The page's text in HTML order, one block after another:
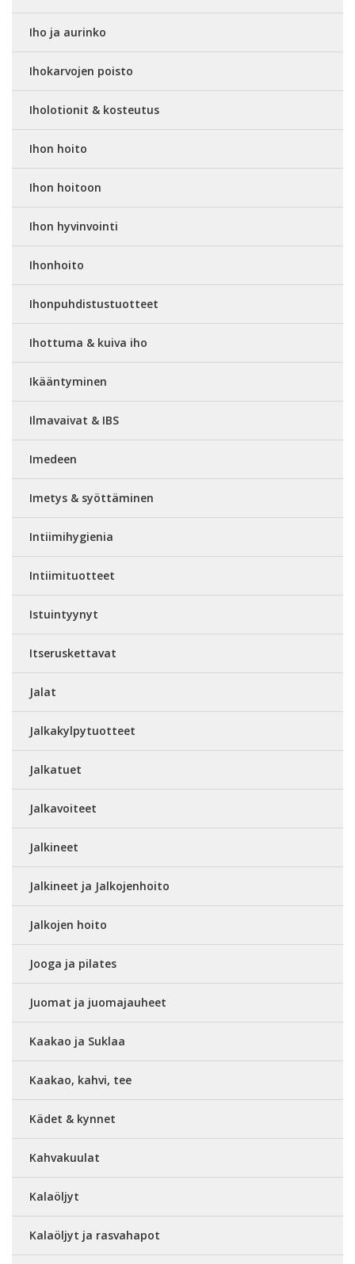
Iho ja aurinko
Ihokarvojen poisto
Iholotionit & kosteutus
Ihon hoito
Ihon hoitoon
Ihon hyvinvointi
Ihonhoito
Ihonpuhdistustuotteet
Ihottuma & kuiva iho
Ikääntyminen
Ilmavaivat & IBS
Imedeen
Imetys & syöttäminen
Intiimihygienia
Intiimituotteet
Istuintyynyt
Itseruskettavat
Jalat
Jalkakylpytuotteet
Jalkatuet
Jalkavoiteet
Jalkineet
Jalkineet ja Jalkojenhoito
Jalkojen hoito
Jooga ja pilates
Juomat ja juomajauheet
Kaakao ja Suklaa
Kaakao, kahvi, tee
Kädet & kynnet
Kahvakuulat
Kalaöljyt
Kalaöljyt ja rasvahapot